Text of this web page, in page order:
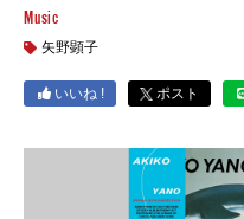
Music
矢野顕子
いいね ! ポスト